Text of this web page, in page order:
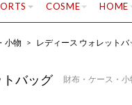
COSME HOME
小物 > レディース ウォレットバ
バッグ 財布・ケース・